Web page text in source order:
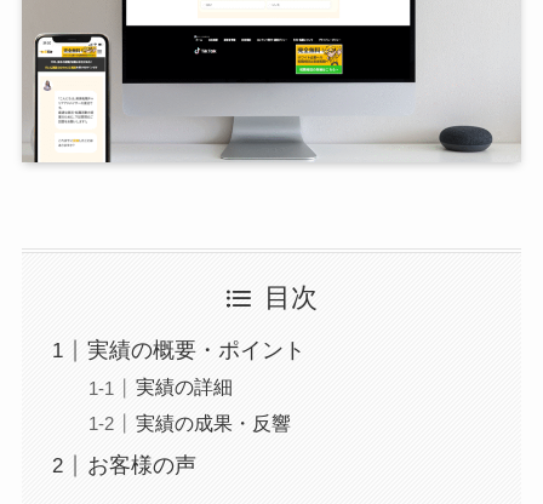
目次
実績の概要・ポイント
実績の詳細
実績の成果・反響
お客様の声